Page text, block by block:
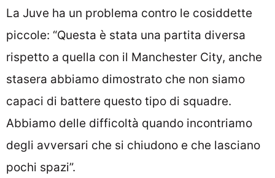
La Juve ha un problema contro le cosiddette
piccole: “Questa è stata una partita diversa
rispetto a quella con il Manchester City, anche
stasera abbiamo dimostrato che non siamo
capaci di battere questo tipo di squadre.
Abbiamo delle difficoltà quando incontriamo
degli avversari che si chiudono e che lasciano
pochi spazi”.